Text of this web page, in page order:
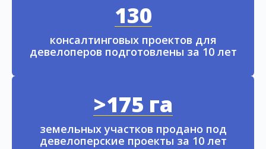
130
консалтинговых проектов для
девелоперов подготовлены за 10 лет
>175 га
земельных участков продано под
девелоперские проекты за 10 лет